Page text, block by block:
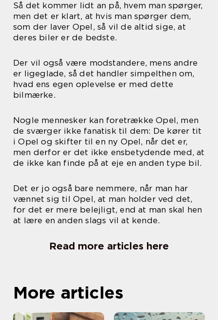
Så det kommer lidt an på, hvem man spørger,
men det er klart, at hvis man spørger dem,
som der laver Opel, så vil de altid sige, at
deres biler er de bedste.
Der vil også være modstandere, mens andre
er ligeglade, så det handler simpelthen om,
hvad ens egen oplevelse er med dette
bilmærke.
Nogle mennesker kan foretrække Opel, men
de sværger ikke fanatisk til dem: De kører tit
i Opel og skifter til en ny Opel, når det er,
men derfor er det ikke ensbetydende med, at
de ikke kan finde på at eje en anden type bil.
Det er jo også bare nemmere, når man har
vænnet sig til Opel, at man holder ved det,
for det er mere belejligt, end at man skal hen
at lære en anden slags vil at kende.
Read more articles here
More articles